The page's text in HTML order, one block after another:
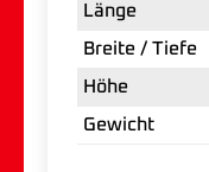
Länge
Breite / Tiefe
Höhe
Gewicht